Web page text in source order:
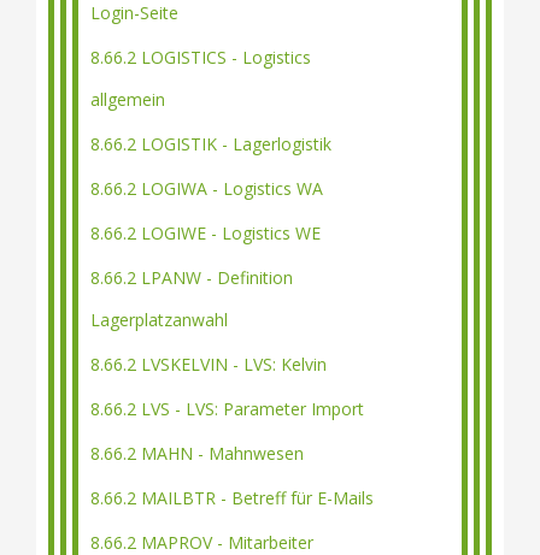
Login-Seite
8.66.2 LOGISTICS - Logistics
allgemein
8.66.2 LOGISTIK - Lagerlogistik
8.66.2 LOGIWA - Logistics WA
8.66.2 LOGIWE - Logistics WE
8.66.2 LPANW - Definition
Lagerplatzanwahl
8.66.2 LVSKELVIN - LVS: Kelvin
8.66.2 LVS - LVS: Parameter Import
8.66.2 MAHN - Mahnwesen
8.66.2 MAILBTR - Betreff für E-Mails
8.66.2 MAPROV - Mitarbeiter